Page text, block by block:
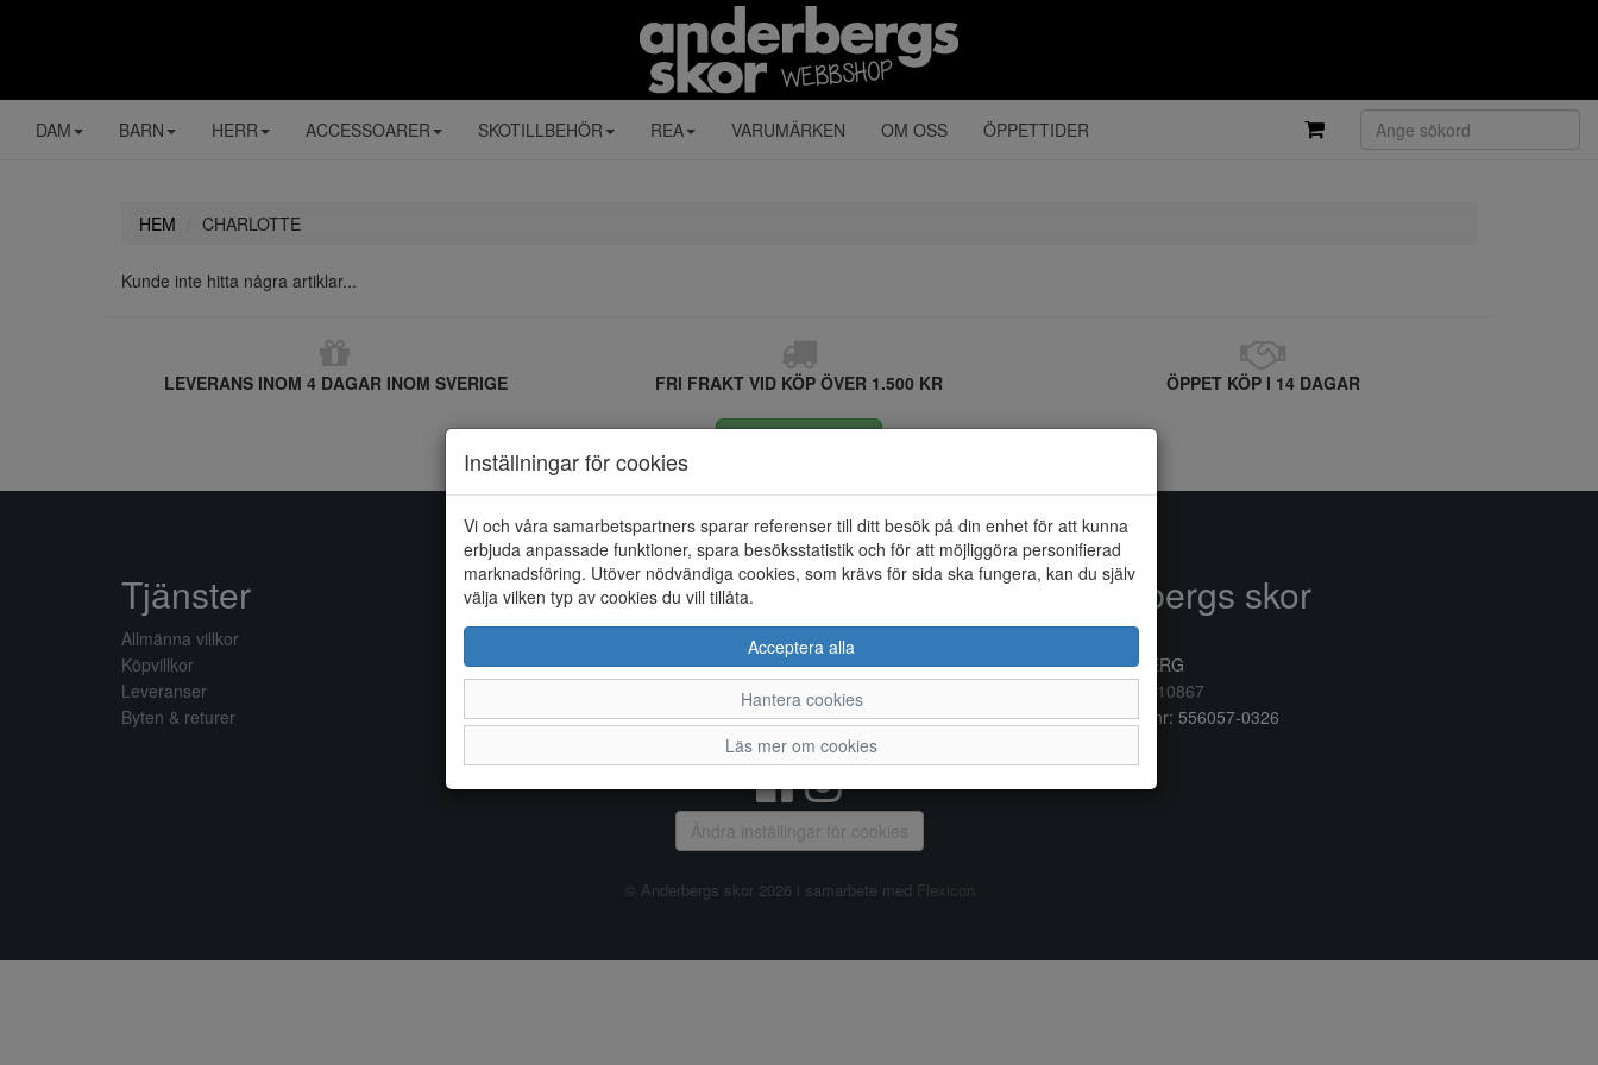
DAM BARN HERR ACCESSOARER SKOTILLBEHÖR REA VARUMÄRKEN OM OSS ÖPPETTIDER
HEM CHARLOTTE
Kunde inte hitta några artiklar...
LEVERANS INOM 4 DAGAR INOM SVERIGE FRI FRAKT VID KÖP ÖVER 1.500 KR ÖPPET KÖP I 14 DAGAR
Inställningar för cookies
Vi och våra samarbetspartners sparar referenser till ditt besök på din enhet för att kunna
erbjuda anpassade funktioner, spara besöksstatistik och för att möjliggöra personifierad
marknadsföring. Utöver nödvändiga cookies, som krävs för sida ska fungera, kan du själv
välja vilken typ av cookies du vill tillåta.
Acceptera alla
Hantera cookies
Läs mer om cookies
Tjänster
Allmänna villkor
Köpvillkor
Leveranser
Byten & returer
Allmänt
Om oss
Öppettider
Anderbergs skor
432 41 VARBERG
0340/10867
Organisationsnr: 556057-0326
Ändra inställingar för cookies
© Anderbergs skor 2026 i samarbete med Flexicon